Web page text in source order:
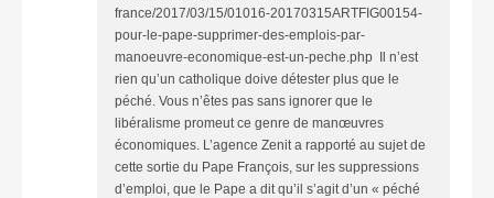
france/2017/03/15/01016-20170315ARTFIG00154-
pour-le-pape-supprimer-des-emplois-par-
manoeuvre-economique-est-un-peche.php Il n’est
rien qu’un catholique doive détester plus que le
péché. Vous n’êtes pas sans ignorer que le
libéralisme promeut ce genre de manœuvres
économiques. L’agence Zenit a rapporté au sujet de
cette sortie du Pape François, sur les suppressions
d’emploi, que le Pape a dit qu’il s’agit d’un « péché